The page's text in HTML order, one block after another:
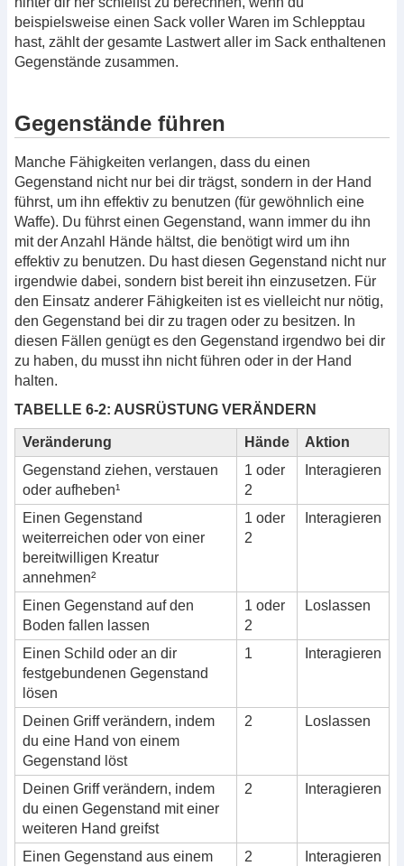
beispielsweise einen Sack voller Waren im Schlepptau
hast, zählt der gesamte Lastwert aller im Sack enthaltenen
Gegenstände zusammen.
Gegenstände führen
Manche Fähigkeiten verlangen, dass du einen
Gegenstand nicht nur bei dir trägst, sondern in der Hand
führst, um ihn effektiv zu benutzen (für gewöhnlich eine
Waffe). Du führst einen Gegenstand, wann immer du ihn
mit der Anzahl Hände hältst, die benötigt wird um ihn
effektiv zu benutzen. Du hast diesen Gegenstand nicht nur
irgendwie dabei, sondern bist bereit ihn einzusetzen. Für
den Einsatz anderer Fähigkeiten ist es vielleicht nur nötig,
den Gegenstand bei dir zu tragen oder zu besitzen. In
diesen Fällen genügt es den Gegenstand irgendwo bei dir
zu haben, du musst ihn nicht führen oder in der Hand
halten.
TABELLE 6-2: AUSRÜSTUNG VERÄNDERN
Veränderung Hände
Aktion
Gegenstand ziehen, verstauen
oder aufheben¹
1 oder
2
Interagieren
Einen Gegenstand
weiterreichen oder von einer
bereitwilligen Kreatur
annehmen²
1 oder
2
Interagieren
Einen Gegenstand auf den
Boden fallen lassen
1 oder
2
Loslassen
Einen Schild oder an dir
festgebundenen Gegenstand
lösen
1 Interagieren
Deinen Griff verändern, indem
du eine Hand von einem
Gegenstand löst
2 Loslassen
Deinen Griff verändern, indem
du einen Gegenstand mit einer
weiteren Hand greifst
2 Interagieren
Einen Gegenstand aus einem
2 Interagieren